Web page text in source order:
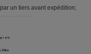
un tiers avant expédition;